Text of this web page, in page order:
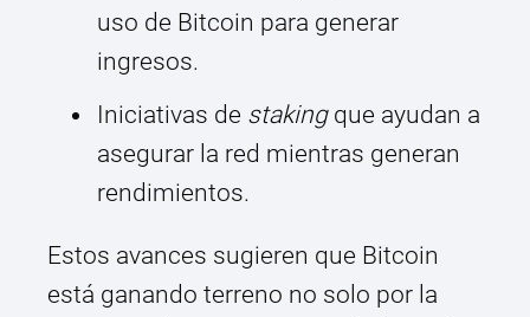
uso de Bitcoin para generar
ingresos.
Iniciativas de stakingque ayudan a
asegurar la red mientras generan
rendimientos.
Estos avances sugieren que Bitcoin
está ganando terreno no solo por la